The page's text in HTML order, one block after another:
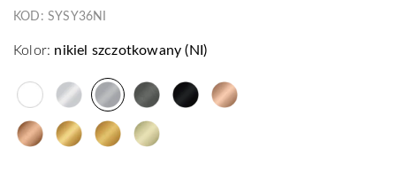
KOD: SYSY36NI
Kolor: nikiel szczotkowany (NI)